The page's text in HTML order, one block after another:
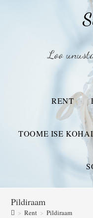
Loo
RENT
TOOME ISE
Pildiraam
> Rent > Pildiraam